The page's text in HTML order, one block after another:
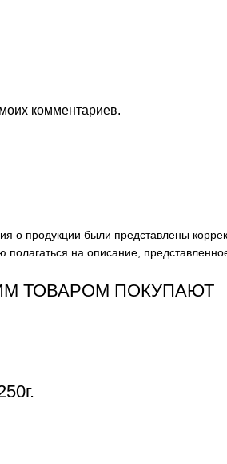
комментариев.
продукции были представлены
на описание,
ТОВАРОМ ПОКУПАЮТ